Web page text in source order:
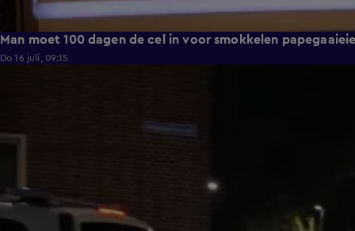
Man moet 100 dagen de cel in voor smokkelen
Do 16 juli, 09:15